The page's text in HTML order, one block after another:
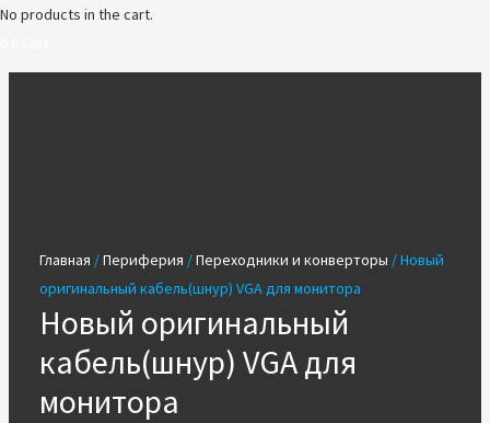
No products in the cart.
Главная /Периферия /Переходники и конверторы / Новый
оригинальный кабель(шнур) VGA для монитора
Новый оригинальный
кабель(шнур) VGA для
монитора